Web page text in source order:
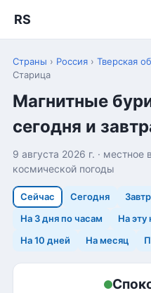
RS
Страны › Россия › Тверская
Старица
Магнитные
сегодня и
9 августа 2026 г. ·
космической погоды
Сейчас Сегодня
На 3 дня по часам
На
На 10 дней
На месяц